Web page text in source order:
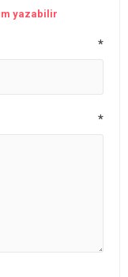
yazabilir
*
*